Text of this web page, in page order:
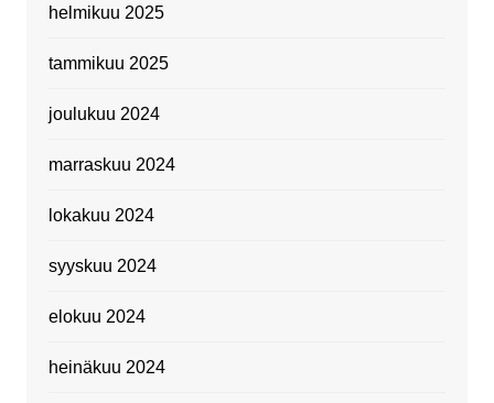
helmikuu 2025
tammikuu 2025
joulukuu 2024
marraskuu 2024
lokakuu 2024
syyskuu 2024
elokuu 2024
heinäkuu 2024